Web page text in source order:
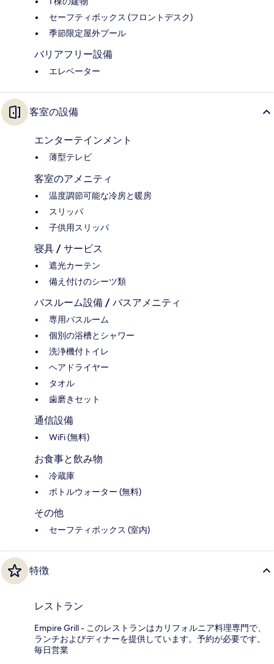
セーフティボックス (フロントデスク)
季節限定屋外プール
バリアフリー設備
エレベーター
客室の設備
エンターテインメント
薄型テレビ
客室のアメニティ
温度調節可能な冷房と暖房
スリッパ
子供用スリッパ
寝具 / サービス
遮光カーテン
備え付けのシーツ類
バスルーム設備 / バスアメニティ
専用バスルーム
個別の浴槽とシャワー
洗浄機付トイレ
ヘアドライヤー
タオル
歯磨きセット
通信設備
WiFi (無料)
お食事と飲み物
冷蔵庫
ボトルウォーター (無料)
その他
セーフティボックス (室内)
特徴
レストラン
Empire Grill - このレストランはカリフォルニア料理専門で、
ランチおよびディナーを提供しています。予約が必要です。
毎日営業